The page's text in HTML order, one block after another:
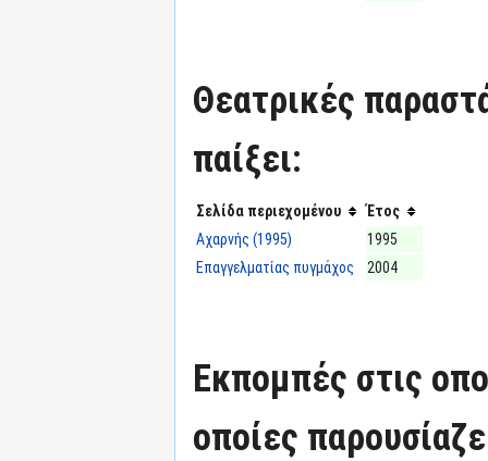
Θεατρικές
παίξει:
Σελίδα περιεχομένου
Έτος
Αχαρνής (1995)
1995
Επαγγελματίας πυγμάχος
2004
Εκπομπές στις
οποίες